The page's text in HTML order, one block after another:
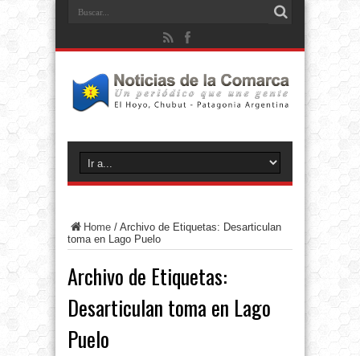
Home / Archivo de Etiquetas: Desarticulan
toma en Lago Puelo
Archivo de Etiquetas:
Desarticulan toma en Lago
Puelo